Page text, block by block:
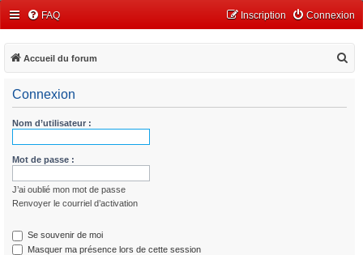
FAQ Connexion
Inscription
Accueil du forum
Connexion
Nom d’utilisateur :
Mot de passe :
J’ai oublié mon mot de passe
Renvoyer le courriel d’activation
Se souvenir de moi
Masquer ma présence lors de cette session